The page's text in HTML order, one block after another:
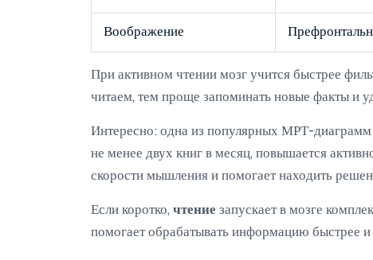
Воображение
При активном чтении мозг учится быстрее
читаем, тем проще запоминать новые факты и
Интересно: одна из популярных МРТ-диаграмм
не менее двух книг в месяц, повышается
скорости мышления и помогает находить
Если коротко, чтение запускает в мозге
помогает обрабатывать информацию быстрее и